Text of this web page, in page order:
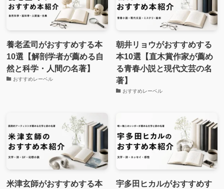
養老孟司がおすすめする本
10選【解剖学者が薦める自
然と科学・人間の名著】
おすすめレーベル
朝井リョウがおすすめする
本10選【直木賞作家が薦め
る青春小説と現代文芸の名
著】
おすすめレーベル
米津玄師がおすすめする本
宇多田ヒカルがおすすめす